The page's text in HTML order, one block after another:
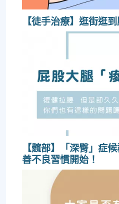
【徒手治療】逛街逛
【髖部】「深臀」症
善不良習慣開始！